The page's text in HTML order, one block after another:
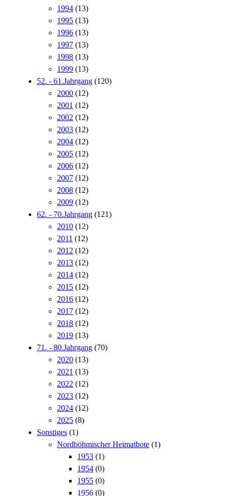
1994 (13)
1995 (13)
1996 (13)
1997 (13)
1998 (13)
1999 (13)
52. - 61.Jahrgang (120)
2000 (12)
2001 (12)
2002 (12)
2003 (12)
2004 (12)
2005 (12)
2006 (12)
2007 (12)
2008 (12)
2009 (12)
62. - 70.Jahrgang (121)
2010 (12)
2011 (12)
2012 (12)
2013 (12)
2014 (12)
2015 (12)
2016 (12)
2017 (12)
2018 (12)
2019 (13)
71. - 80.Jahrgang (70)
2020 (13)
2021 (13)
2022 (12)
2023 (12)
2024 (12)
2025 (8)
Sonstiges (1)
Nordböhmischer Heimatbote (1)
1953 (1)
1954 (0)
1955 (0)
1956 (0)